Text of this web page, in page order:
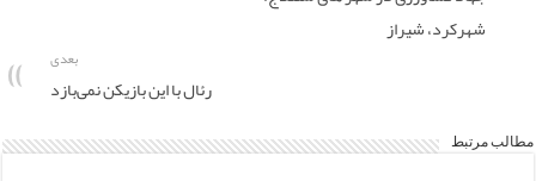
شهرکرد، شیراز
بعدی
رئال با این بازیکن نمی‌بازد
مطالب مرتبط